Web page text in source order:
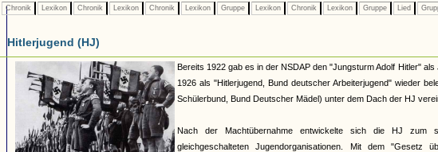
Chronik Lexikon Chronik Lexikon Chronik Lexikon Gruppe Lexikon Chronik Lexikon Gruppe Lied
Hitlerjugend (HJ)
Bereits 1922 gab es in der NSDAP den "Jungsturm Adolf Hitler"
1926 als "Hitlerjugend, Bund deutscher Arbeiterjugend" wieder
Schülerbund, Bund Deutscher Mädel) unter dem Dach der HJ
Nach der Machtübernahme entwickelte sich die HJ zum
gleichgeschalteten Jugendorganisationen. Mit dem